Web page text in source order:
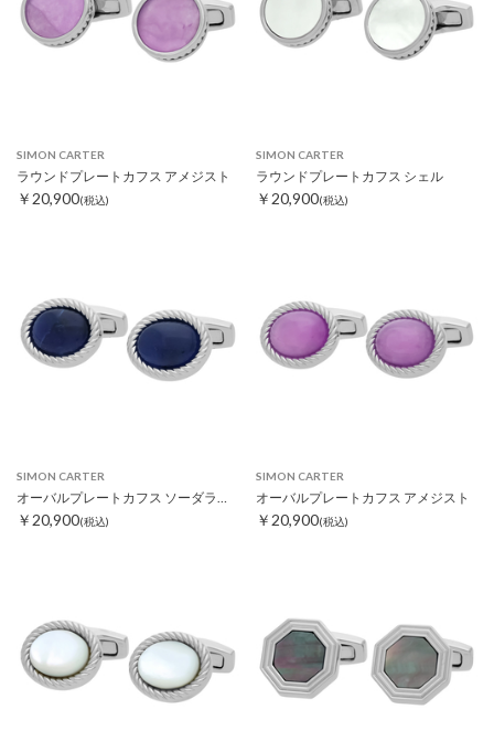
SIMON CARTER
ラウンドプレートカフス アメジスト
￥20,900(税込)
SIMON CARTER
ラウンドプレートカフス シェル
￥20,900(税込)
SIMON CARTER
オーバルプレートカフス ソーダライト
￥20,900(税込)
SIMON CARTER
オーバルプレートカフス アメジスト
￥20,900(税込)